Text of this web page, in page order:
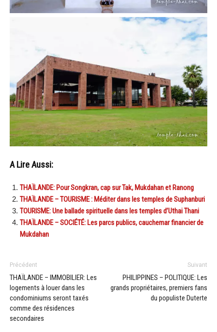
A Lire Aussi:
THAÏLANDE: Pour Songkran, cap sur Tak, Mukdahan et Ranong
THAÏLANDE – TOURISME : Méditer dans les temples de Suphanburi
TOURISME: Une ballade spirituelle dans les temples d’Uthai Thani
THAÏLANDE – SOCIÉTÉ: Les parcs publics, cauchemar financier de
Mukdahan
Précédent
THAÏLANDE – IMMOBILIER: Les
logements à louer dans les
condominiums seront taxés
comme des résidences
secondaires
Suivant
PHILIPPINES – POLITIQUE: Les
grands propriétaires, premiers fans
du populiste Duterte